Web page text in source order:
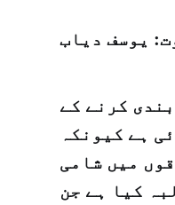
يوسف دياب
کرنے کے
ہے کیونکہ
میں شامی
کیا ہے جن